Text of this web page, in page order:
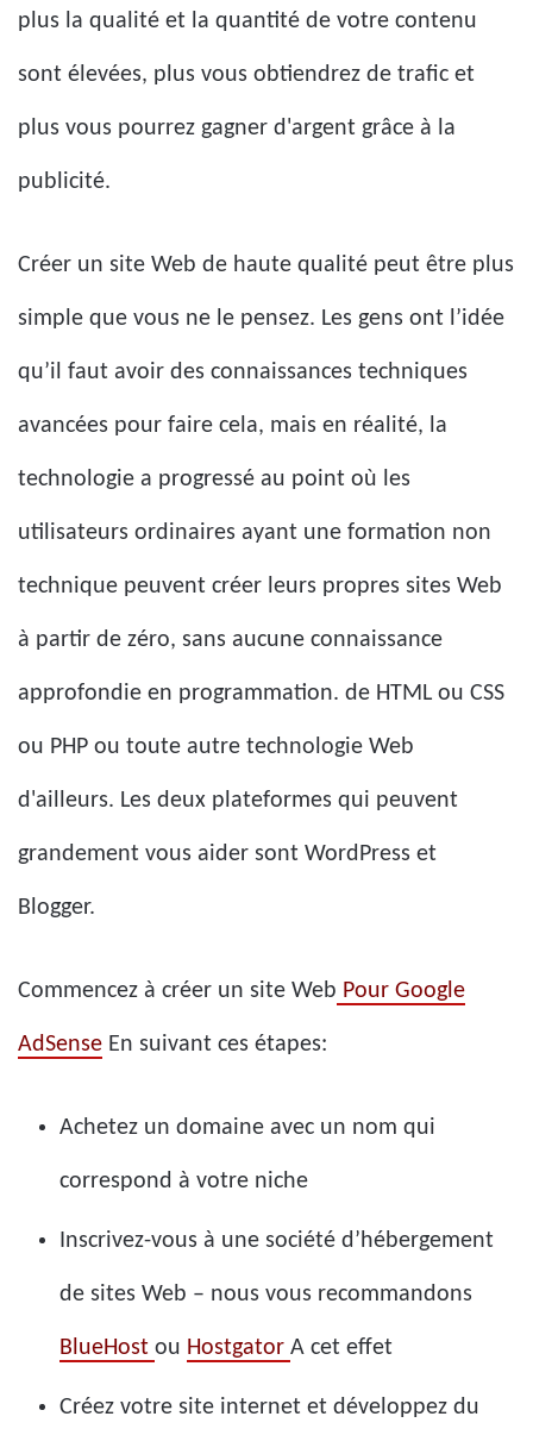
plus la qualité et la quantité de votre contenu
sont élevées, plus vous obtiendrez de trafic et
plus vous pourrez gagner d'argent grâce à la
publicité.
Créer un site Web de haute qualité peut être plus
simple que vous ne le pensez. Les gens ont l’idée
qu’il faut avoir des connaissances techniques
avancées pour faire cela, mais en réalité, la
technologie a progressé au point où les
utilisateurs ordinaires ayant une formation non
technique peuvent créer leurs propres sites Web
à partir de zéro, sans aucune connaissance
approfondie en programmation. de HTML ou CSS
ou PHP ou toute autre technologie Web
d'ailleurs. Les deux plateformes qui peuvent
grandement vous aider sont WordPress et
Blogger.
Commencez à créer un site Web Pour Google
AdSense En suivant ces étapes:
Achetez un domaine avec un nom qui
correspond à votre niche
Inscrivez-vous à une société d’hébergement
de sites Web – nous vous recommandons
BlueHost ou Hostgator A cet effet
Créez votre site internet et développez du